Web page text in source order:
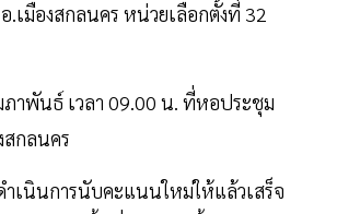
อ.เมืองสกลนคร หน่วยเลือกตั้งที่ 32
าพันธ์ เวลา 09.00 น. ที่หอประชุม
สกลนคร
เนินการนับคะแนนใหม่ให้แล้วเสร็จ